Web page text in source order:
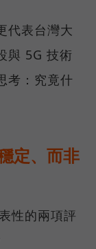
代表台灣大
與 5G 技術
考：究竟什
定、而非
性的兩項評